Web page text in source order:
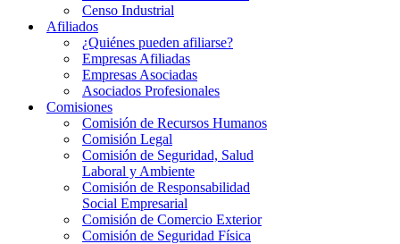
Censo Industrial
Afiliados
¿Quiénes pueden afiliarse?
Empresas Afiliadas
Empresas Asociadas
Asociados Profesionales
Comisiones
Comisión de Recursos Humanos
Comisión Legal
Comisión de Seguridad, Salud
Laboral y Ambiente
Comisión de Responsabilidad
Social Empresarial
Comisión de Comercio Exterior
Comisión de Seguridad Física